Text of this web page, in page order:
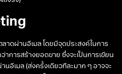
าดผ่านอีเมล โดยมีจุดประสงค์ในการ
การสร้างยอดขาย ซึ่งจะเป็นการเขียน
นอีเมล (ส่งครั้งเดียวทีละมาก ๆ อาจจะ